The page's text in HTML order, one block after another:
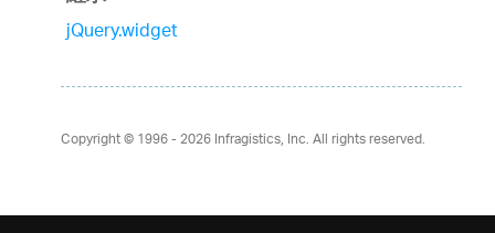
jQuery.widget
Copyright © 1996 - 2026Infragistics, Inc. All rights reserved.